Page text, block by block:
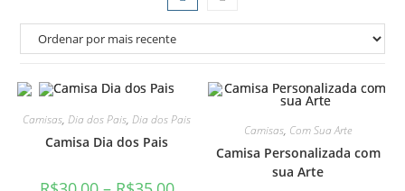
Camisas,Dia dos Pais,Dia dos Pais
Camisa Dia dos Pais
Camisas, Com Sua Arte
Camisa Personalizada com
sua Arte